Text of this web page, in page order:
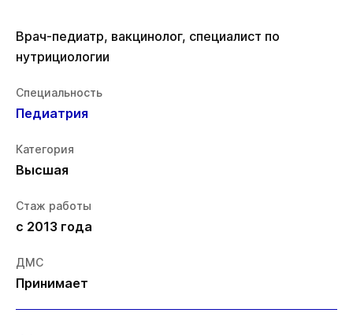
Врач-педиатр, вакцинолог, специалист по
нутрициологии
Специальность
Педиатрия
Категория
Высшая
Стаж работы
с 2013 года
ДМС
Принимает